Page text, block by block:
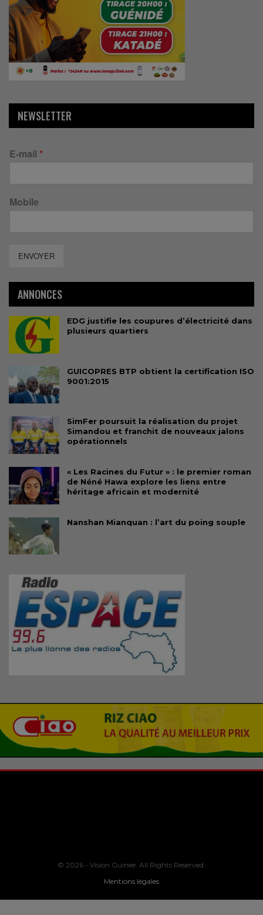
NEWSLETTER
E-mail *
Mobile
ENVOYER
ANNONCES
EDG justifie les coupures d’électricité dans
plusieurs quartiers
GUICOPRES BTP obtient la certification ISO
9001:2015
SimFer poursuit la réalisation du projet
Simandou et franchit de nouveaux jalons
opérationnels
« Les Racines du Futur » : le premier roman
de Néné Hawa explore les liens entre
héritage africain et modernité
Nanshan Mianquan : l’art du poing souple
© 2026 - Vision Guinee. All Rights Reserved.
Mentions légales